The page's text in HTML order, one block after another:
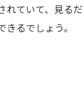
れていて、見る
るでしょう。